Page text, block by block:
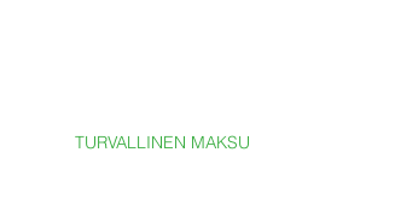
TURVALLINEN MAKSU